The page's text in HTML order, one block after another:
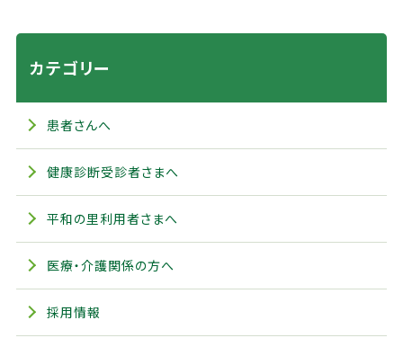
カテゴリー
患者さんへ
健康診断受診者さまへ
平和の里利用者さまへ
医療・介護関係の方へ
採用情報